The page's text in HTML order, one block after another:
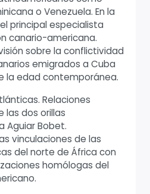
o Venezuela. En la
principal especialista
canario-americana.
sobre la conflictividad
emigrados a Cuba
la edad contemporánea.
Relaciones
las dos orillas
Aguiar Bobet.
vinculaciones de las
del norte de África con
homólogas del